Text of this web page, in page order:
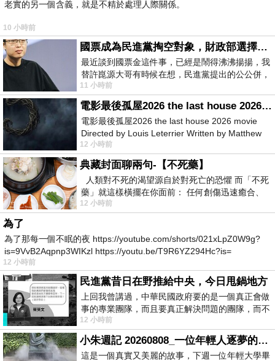
老實的另一個含義，就是不精於處理人際關係。
10 小時前
國票成為民進黨掏空對象，財政部選擇性失憶
最近談到國票金這件事，已經是鬧得沸沸揚揚，我
替許崑源大哥有時候在想，民進黨提出的公公併，
其實就是想要國庫通黨庫，鬧出最大的醜
11 小時前
電影最後孤屋2026 the last house 2026 movie
電影最後孤屋2026 the last house 2026 movie
Directed by Louis Leterrier Written by Matthew
Robinson Starring Greta Lee Wa
12 小時前
典藏封面聊兩句-【不死藥】
人類對不死的渴望源自於對死亡的恐懼 而「不死
藥」就這樣橫擺在你面前： 任何創傷迅速癒合、
停止衰老、痛覺消失…堪
12 小時前
為了
為了那每一個不眠的夜 https://youtube.com/shorts/021xLpZ0W9g?
is=9VvB2Aqpnp3WIKzl https://youtu.be/T9R6YZ294Hc?is=
12 小時前
民進黨昔日在野推給中央，今日甩鍋地方
上回我曾講過，中華民國政府要的是一個真正會做
事的專業團隊，而且要真正解決問題的團隊，而不
是只會到處甩鍋的雙標團隊，最近民進黨
12 小時前
小朱週記 20260808_一位年輕人逐夢的真實故事
這是一個真實又美麗的故事，下週一位年輕大學畢